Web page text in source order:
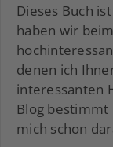
Dieses Buch
haben wir
denen ich
interessanten
Blog
mich schon